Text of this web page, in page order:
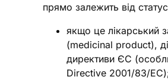
прямо залежить від
якщо це лікарський
(medicinal product),
директиви ЄС
Directive 2001/83/